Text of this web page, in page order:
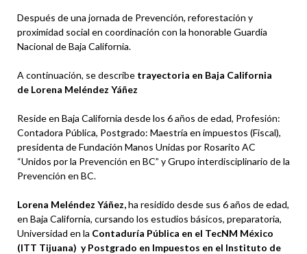
Después de una jornada de Prevención, reforestación y
proximidad social en coordinación con la honorable Guardia
Nacional de Baja California.
A continuación, se describe trayectoria en Baja California
de Lorena Meléndez Yáñez
Reside en Baja California desde los 6 años de edad, Profesión:
Contadora Pública, Postgrado: Maestría en impuestos (Fiscal),
presidenta de Fundación Manos Unidas por Rosarito AC
“Unidos por la Prevención en BC” y Grupo interdisciplinario de la
Prevención en BC.
Lorena Meléndez Yáñez,ha residido desde sus 6 años de edad,
en Baja California, cursando los estudios básicos, preparatoria,
Universidad en la Contaduría Pública en el TecNM México
(ITT Tijuana) y Postgrado en Impuestos en el Instituto de